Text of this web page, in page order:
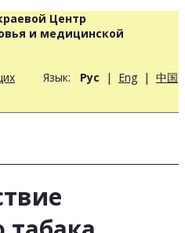
Центр
и медицинской
Язык: Рус | Eng | 中国